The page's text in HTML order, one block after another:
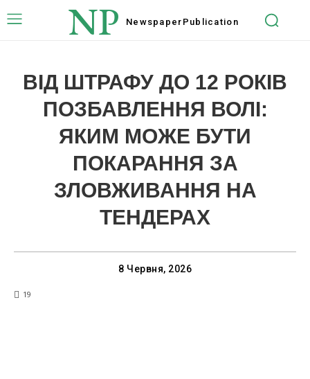
NP Newspaper Publication
ВІД ШТРАФУ ДО 12 РОКІВ
ПОЗБАВЛЕННЯ ВОЛІ:
ЯКИМ МОЖЕ БУТИ
ПОКАРАННЯ ЗА
ЗЛОВЖИВАННЯ НА
ТЕНДЕРАХ
8 Червня, 2026
19